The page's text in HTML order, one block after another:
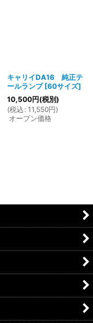
キャリイDA16 純正テ
ールランプ [60サイズ]
10,500円(税別)
(税込 : 11,550円)
オープン価格